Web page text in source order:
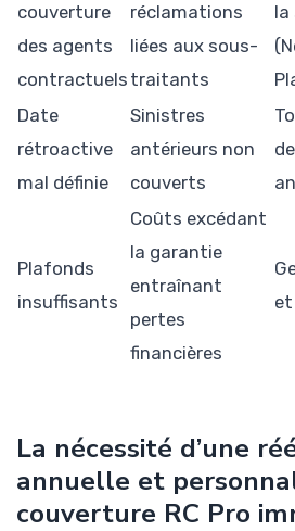
couverture
des agents
contractuels
réclamations
liées aux sous-
traitants
la
Date
rétroactive
mal définie
Sinistres
antérieurs non
couverts
Plafonds
insuffisants
Coûts excédant
la garantie
entraînant
pertes
financières
La nécessité d’une
annuelle et
couverture RC Pro